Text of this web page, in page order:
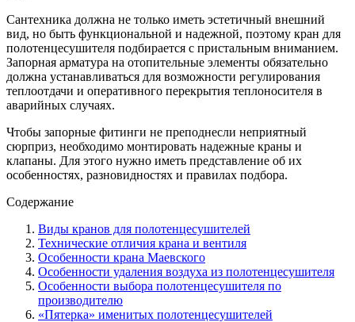
Сантехника должна не только иметь эстетичный внешний
вид, но быть функциональной и надежной, поэтому кран для
полотенцесушителя подбирается с пристальным вниманием.
Запорная арматура на отопительные элементы обязательно
должна устанавливаться для возможности регулирования
теплоотдачи и оперативного перекрытия теплоносителя в
аварийных случаях.
Чтобы запорные фитинги не преподнесли неприятный
сюрприз, необходимо монтировать надежные краны и
клапаны. Для этого нужно иметь представление об их
особенностях, разновидностях и правилах подбора.
Содержание
Виды кранов для полотенцесушителей
Технические отличия крана и вентиля
Особенности крана Маевского
Особенности удаления воздуха из полотенцесушителя
Особенности выбора полотенцесушителя по
производителю
«Пятерка» именитых полотенцесушителей